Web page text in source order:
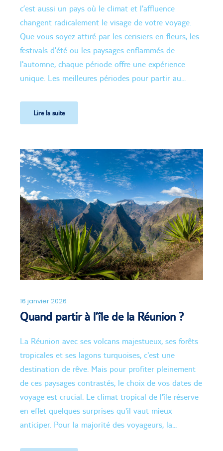
c’est aussi un pays où le climat et l’affluence
changent radicalement le visage de votre voyage.
Que vous soyez attiré par les cerisiers en fleurs, les
festivals d'été ou les paysages enflammés de
l'automne, chaque période offre une expérience
unique. Les meilleures périodes pour partir au...
Lire la suite
16 janvier 2026
Quand partir à l’île de la Réunion ?
La Réunion avec ses volcans majestueux, ses forêts
tropicales et ses lagons turquoises, c'est une
destination de rêve. Mais pour profiter pleinement
de ces paysages contrastés, le choix de vos dates de
voyage est crucial. Le climat tropical de l'île réserve
en effet quelques surprises qu'il vaut mieux
anticiper. Pour la majorité des voyageurs, la...